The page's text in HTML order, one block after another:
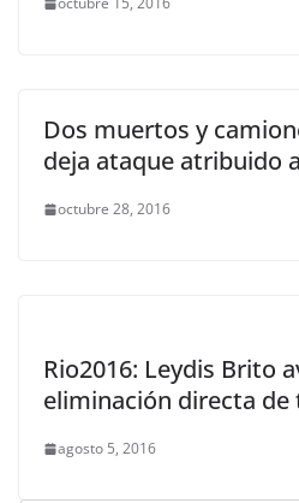
Dos muertos y
deja ataque atribuido
octubre 28, 2016
Rio2016: Leydis Brito
eliminación directa de
agosto 5, 2016